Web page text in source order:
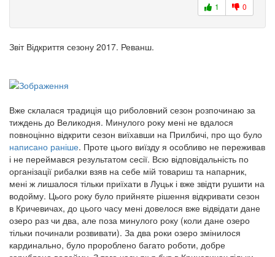
1 0
Звіт Відкриття сезону 2017. Реванш.
Вже склалася традиція що риболовний сезон розпочинаю за
тиждень до Великодня. Минулого року мені не вдалося
повноцінно відкрити сезон виїхавши на Прилбичі, про що було
написано раніше. Проте цього виїзду я особливо не переживав
і не переймався результатом сесії. Всю відповідальність по
організації рибалки взяв на себе мій товариш та напарник,
мені ж лишалося тільки приїхати в Луцьк і вже звідти рушити на
водойму. Цього року було прийняте рішення відкривати сезон
в Кричевичах, до цього часу мені довелося вже відвідати дане
озеро раз чи два, але поза минулого року (коли дане озеро
тільки починали розвивати). За два роки озеро змінилося
кардинально, було пророблено багато роботи, добре